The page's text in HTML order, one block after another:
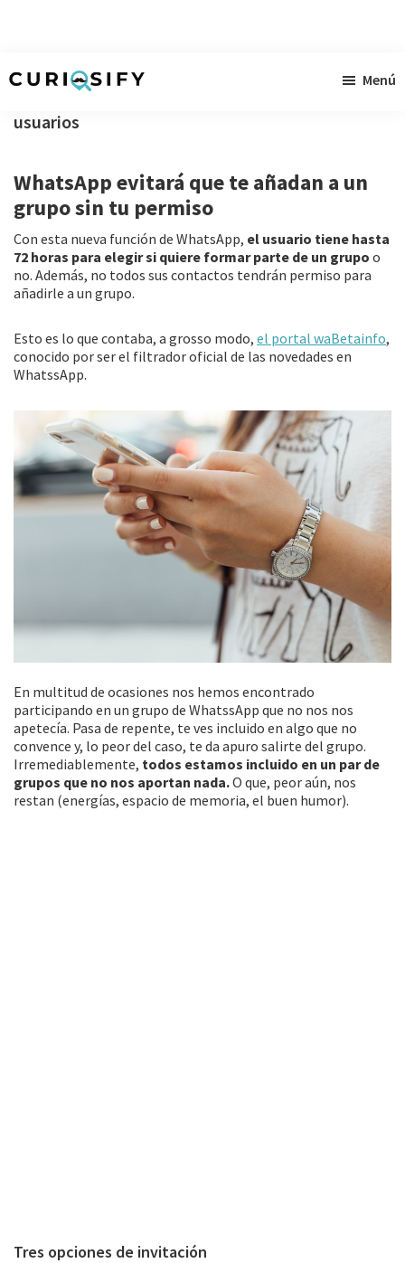
contenido
lateral
primaria
pie
página
raudales
Menú
usuarios
WhatsApp evitará que te añadan a un
grupo sin tu permiso
Con esta nueva función de WhatsApp, el usuario tiene hasta
72 horas para elegir si quiere formar parte de un grupo o
no. Además, no todos sus contactos tendrán permiso para
añadirle a un grupo.
Esto es lo que contaba, a grosso modo, el portal waBetainfo,
conocido por ser el filtrador oficial de las novedades en
WhatssApp.
En multitud de ocasiones nos hemos encontrado
participando en un grupo de WhatssApp que no nos nos
apetecía. Pasa de repente, te ves incluido en algo que no
convence y, lo peor del caso, te da apuro salirte del grupo.
Irremediablemente, todos estamos incluido en un par de
grupos que no nos aportan nada.O que, peor aún, nos
restan (energías, espacio de memoria, el buen humor).
Tres opciones de invitación